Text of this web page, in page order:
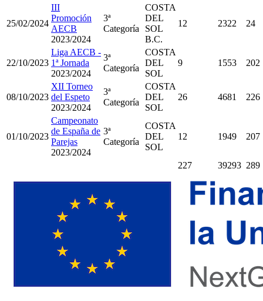
25/02/2024
III
Promoción
AECB
2023/2024
3ª
Categoría
COSTA
DEL
SOL
B.C.
12 2322 24
22/10/2023
Liga AECB -
1ª Jornada
2023/2024
3ª
Categoría
COSTA
DEL
SOL
9 1553 202
08/10/2023
XII Torneo
del Espeto
2023/2024
3ª
Categoría
COSTA
DEL
SOL
26 4681 226
01/10/2023
Campeonato
de España de
Parejas
2023/2024
3ª
Categoría
COSTA
DEL
SOL
12 1949 207
227 39293 289